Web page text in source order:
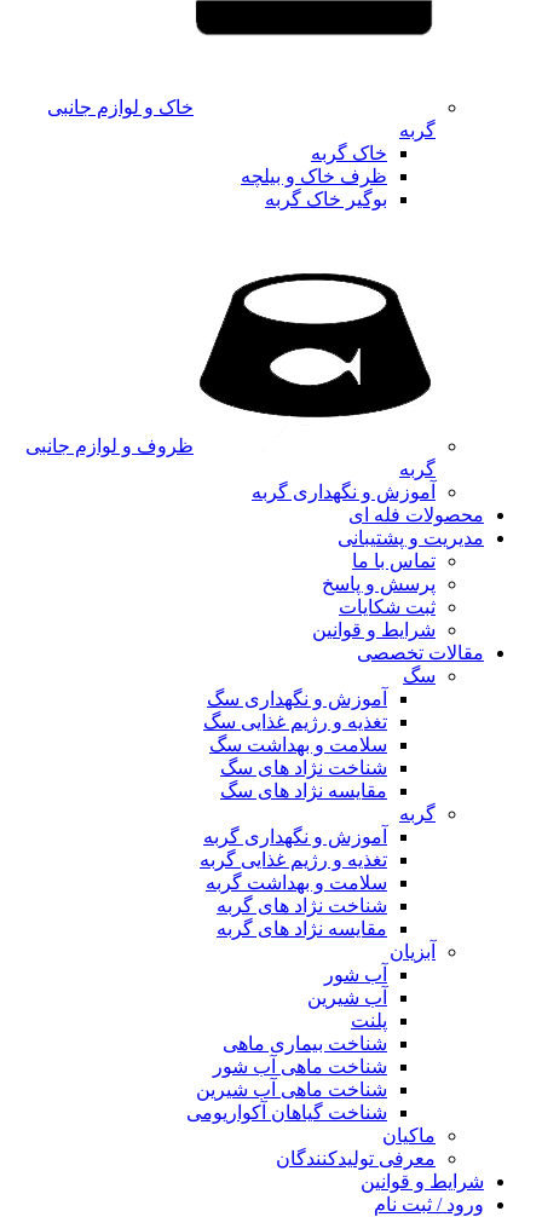
خاک و لوازم جانبی
گربه
خاک گربه
ظرف خاک و بیلچه
بوگیر خاک گربه
ظروف و لوازم جانبی
گربه
آموزش و نگهداری گربه
محصولات فله ای
مدیریت و پشتیبانی
تماس با ما
پرسش و پاسخ
ثبت شکایات
شرایط و قوانین
مقالات تخصصی
سگ
آموزش و نگهداری سگ
تغذیه و رژیم غذایی سگ
سلامت و بهداشت سگ
شناخت نژاد های سگ
مقایسه نژاد های سگ
گربه
آموزش و نگهداری گربه
تغذیه و رژیم غذایی گربه
سلامت و بهداشت گربه
شناخت نژاد های گربه
مقایسه نژاد های گربه
آبزیان
آب شور
آب شیرین
پلنت
شناخت بیماری ماهی
شناخت ماهی آب شور
شناخت ماهی آب شیرین
شناخت گیاهان آکواریومی
ماکیان
معرفی تولیدکنندگان
شرایط و قوانین
ورود / ثبت نام